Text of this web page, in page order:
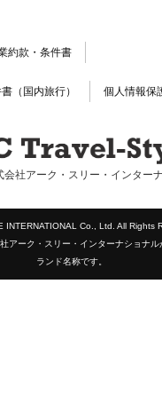
会社アーク・スリー・インター
約款・条件書
（国内旅行） 個人情報保
INTERNATIONAL Co., Ltd. All Rights
アーク・スリー・インターナショナ
ランド名称です。